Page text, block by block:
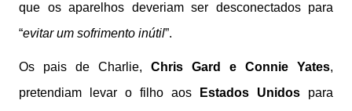
que os aparelhos deveriam ser desconectados para
“evitar um sofrimento inútil”.
Os pais de Charlie, Chris Gard e Connie Yates,
pretendiam levar o filho aos
Estados Unidos para